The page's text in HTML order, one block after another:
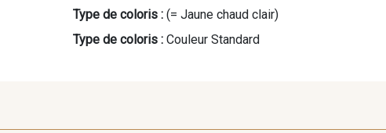
Type de coloris : (= Jaune chaud clair)
Type de coloris : Couleur Standard